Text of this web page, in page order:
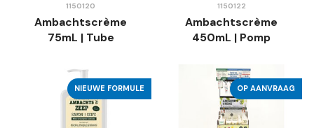
1150120
Ambachtscrème
75mL | Tube
1150122
Ambachtscrème
450mL | Pomp
NIEUWE FORMULE OP AANVRAAG